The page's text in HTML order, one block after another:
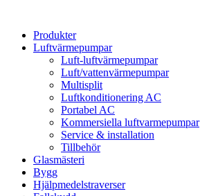
innehållProdukter
Luftvärmepumpar
Luft-luftvärmepumpar
Luft/vattenvärmepumpar
Multisplit
Luftkonditionering AC
Portabel AC
Kommersiella luftvarmepumpar
Service & installation
Tillbehör
Glasmästeri
Bygg
Hjälpmedelstraverser